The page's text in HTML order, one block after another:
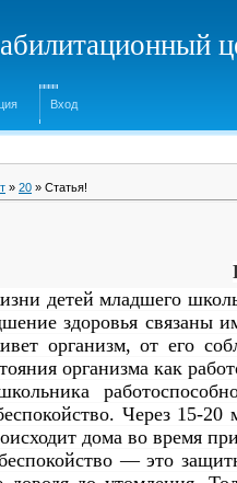
Вход
» 20 » Статья!
детей младшего
здоровья связаны
организм, от его
организма как
Через 15-
дома во время
— это